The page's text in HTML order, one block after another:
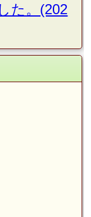
た。(202